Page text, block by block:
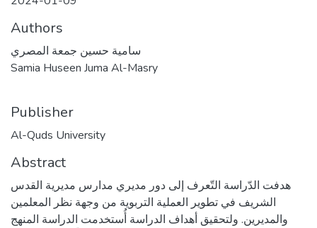
Authors
سامية حسين جمعة المصري
Samia Huseen Juma Al-Masry
Publisher
Al-Quds University
Abstract
هدفت الدّراسة التّعرف إلى دور مديري مدارس مديرية القدس
الشريف في تطوير العملية التربوية من وجهة نظر المعلمين
والمديرين. ولتحقيق أهداف الدراسة أُستخدمت الدراسة المنهج